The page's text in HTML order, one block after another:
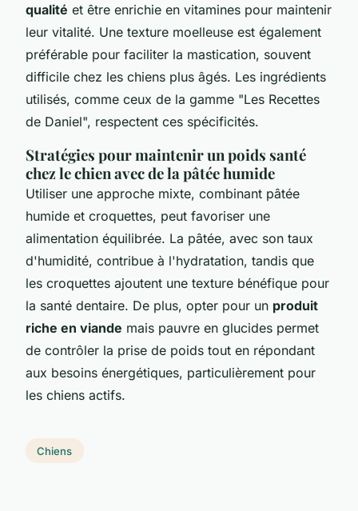
qualité et être enrichie en vitamines pour maintenir
leur vitalité. Une texture moelleuse est également
préférable pour faciliter la mastication, souvent
difficile chez les chiens plus âgés. Les ingrédients
utilisés, comme ceux de la gamme "Les Recettes
de Daniel", respectent ces spécificités.
Stratégies pour maintenir un poids santé
chez le chien avec de la pâtée humide
Utiliser une approche mixte, combinant pâtée
humide et croquettes, peut favoriser une
alimentation équilibrée. La pâtée, avec son taux
d'humidité, contribue à l'hydratation, tandis que
les croquettes ajoutent une texture bénéfique pour
la santé dentaire. De plus, opter pour un produit
riche en viande mais pauvre en glucides permet
de contrôler la prise de poids tout en répondant
aux besoins énergétiques, particulièrement pour
les chiens actifs.
Chiens